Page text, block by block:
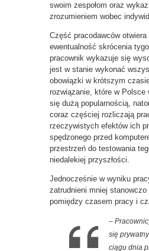
swoim zespołom oraz
zrozumieniem wobec
Część pracodawców
ewentualność skrócenia
pracownik wykazuje się
jest w stanie wykonać
obowiązki w krótszym
rozwiązanie, które w Polsce
się dużą popularnością,
coraz częściej rozliczają
rzeczywistych efektów ich
spędzonego przed
przestrzeń do testowania
niedalekiej przyszłości.
Jednocześnie w wyniku
zatrudnieni mniej
pomiędzy czasem pracy i
–
się
ciągu dnia